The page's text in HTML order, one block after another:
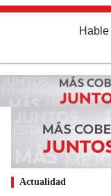
Hable
Actualidad